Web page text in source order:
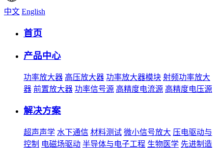
中文 English
首页
产品中心
功率放大器 高压放大器 功率放大器模块 射频功率放大
器 前置放大器 功率信号源 高精度电流源 高精度电压源
解决方案
超声声学 水下通信 材料测试 微小信号放大 压电驱动与
控制 电磁场驱动 半导体与电子工程 生物医学 先进制造